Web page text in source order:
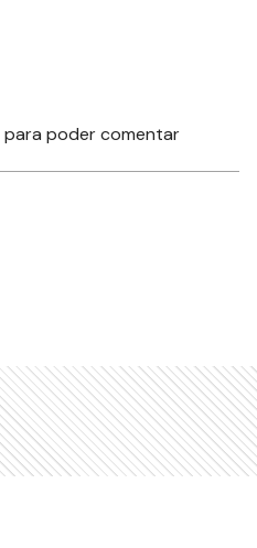
para poder comentar